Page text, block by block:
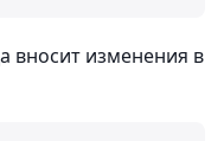
вносит изменения в